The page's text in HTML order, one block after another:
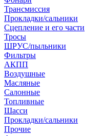
Трансмиссия
Прокладки/сальники
Сцепление и его части
Тросы
ШРУС/пыльники
Фильтры
АКПП
Воздушные
Масляные
Салонные
Топливные
Шасси
Прокладки/сальники
Прочие